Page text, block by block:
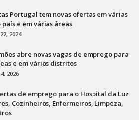
Portugal tem novas ofertas em várias
país e em várias áreas
2024
abre novas vagas de emprego para
e em vários distritos
2026
de emprego para o Hospital da Luz
Cozinheiros, Enfermeiros, Limpeza,